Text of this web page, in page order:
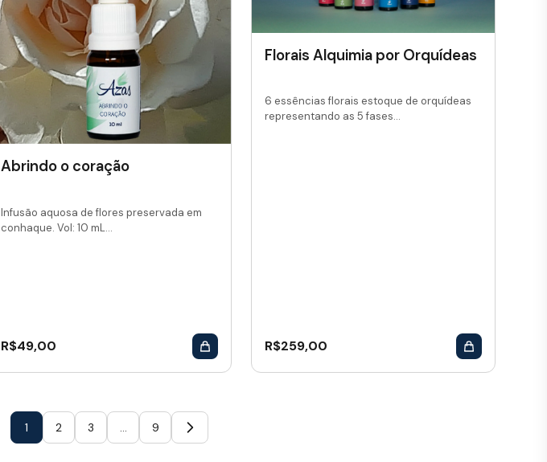
Abrindo o coração
Infusão aquosa de flores preservada em
conhaque. Vol: 10 mL...
R$49,00
Florais Alquimia por Orquídeas
6 essências florais estoque de orquídeas
representando as 5 fases...
R$259,00
1 2 3 … 9